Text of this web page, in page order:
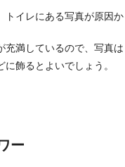
トイレにある写真が原因か
充満しているので、写真
に飾るとよいでしょう。
ー